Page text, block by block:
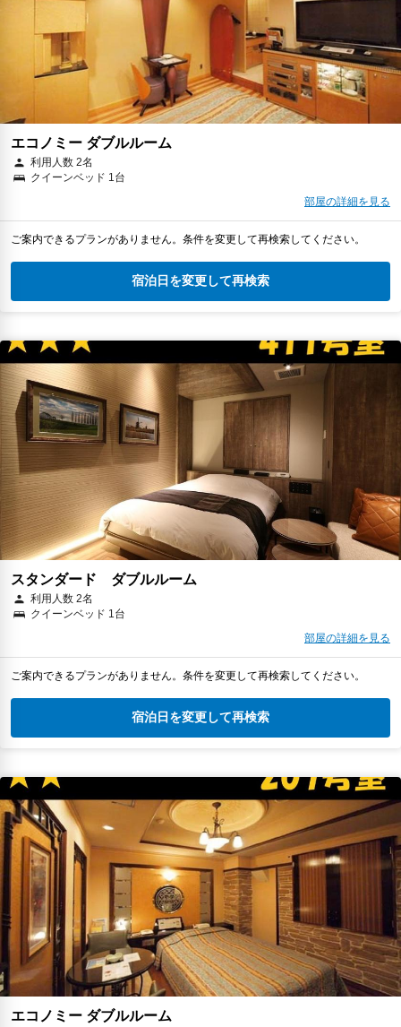
エコノミー ダブルルーム
利用人数 2名
クイーンベッド 1台
部屋の詳細を見る
ご案内できるプランがありません。条件を変更して再検索してください。
宿泊日を変更して再検索
スタンダード ダブルルーム
利用人数 2名
クイーンベッド 1台
部屋の詳細を見る
ご案内できるプランがありません。条件を変更して再検索してください。
宿泊日を変更して再検索
エコノミー ダブルルーム